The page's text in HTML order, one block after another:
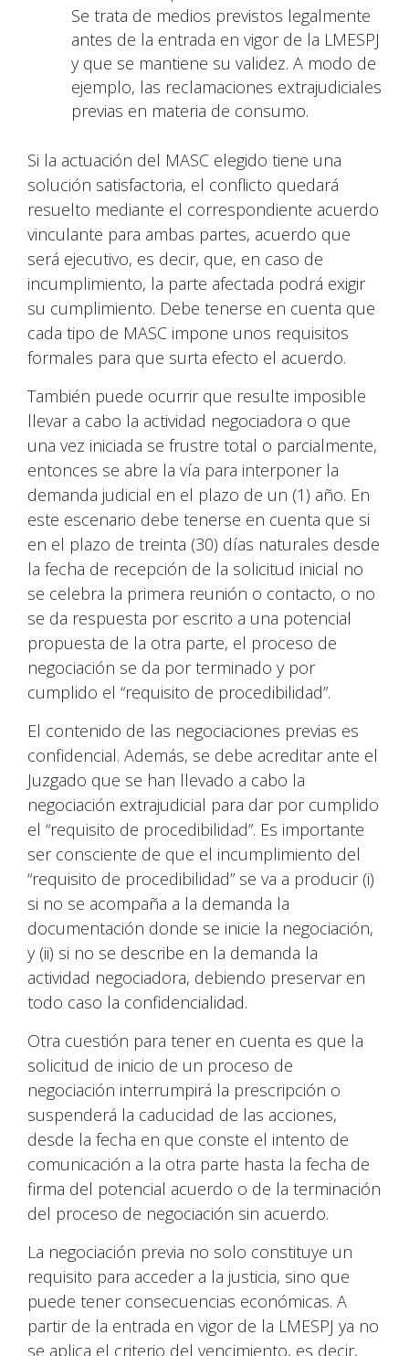
Se trata de medios previstos legalmente
antes de la entrada en vigor de la LMESPJ
y que se mantiene su validez. A modo de
ejemplo, las reclamaciones extrajudiciales
previas en materia de consumo.
Si la actuación del MASC elegido tiene una
solución satisfactoria, el conflicto quedará
resuelto mediante el correspondiente acuerdo
vinculante para ambas partes, acuerdo que
será ejecutivo, es decir, que, en caso de
incumplimiento, la parte afectada podrá exigir
su cumplimiento. Debe tenerse en cuenta que
cada tipo de MASC impone unos requisitos
formales para que surta efecto el acuerdo.
También puede ocurrir que resulte imposible
llevar a cabo la actividad negociadora o que
una vez iniciada se frustre total o parcialmente,
entonces se abre la vía para interponer la
demanda judicial en el plazo de un (1) año. En
este escenario debe tenerse en cuenta que si
en el plazo de treinta (30) días naturales desde
la fecha de recepción de la solicitud inicial no
se celebra la primera reunión o contacto, o no
se da respuesta por escrito a una potencial
propuesta de la otra parte, el proceso de
negociación se da por terminado y por
cumplido el “requisito de procedibilidad”.
El contenido de las negociaciones previas es
confidencial. Además, se debe acreditar ante el
Juzgado que se han llevado a cabo la
negociación extrajudicial para dar por cumplido
el “requisito de procedibilidad”. Es importante
ser consciente de que el incumplimiento del
“requisito de procedibilidad” se va a producir (i)
si no se acompaña a la demanda la
documentación donde se inicie la negociación,
y (ii) si no se describe en la demanda la
actividad negociadora, debiendo preservar en
todo caso la confidencialidad.
Otra cuestión para tener en cuenta es que la
solicitud de inicio de un proceso de
negociación interrumpirá la prescripción o
suspenderá la caducidad de las acciones,
desde la fecha en que conste el intento de
comunicación a la otra parte hasta la fecha de
firma del potencial acuerdo o de la terminación
del proceso de negociación sin acuerdo.
La negociación previa no solo constituye un
requisito para acceder a la justicia, sino que
puede tener consecuencias económicas. A
partir de la entrada en vigor de la LMESPJ ya no
se aplica el criterio del vencimiento, es decir,